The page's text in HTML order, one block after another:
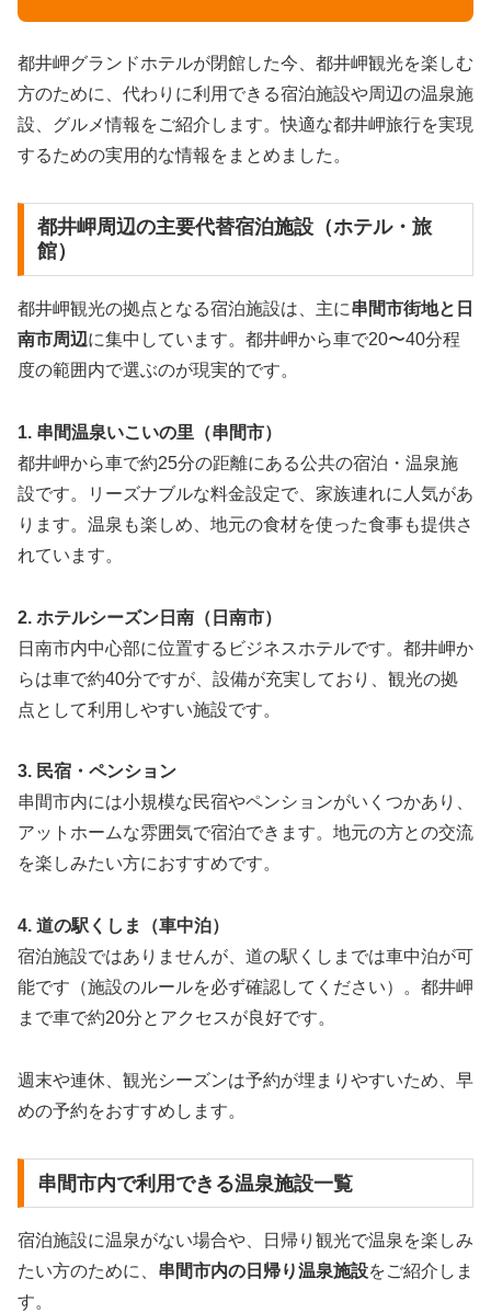
都井岬グランドホテルが閉館した今、都井岬観光を楽しむ
方のために、代わりに利用できる宿泊施設や周辺の温泉施
設、グルメ情報をご紹介します。快適な都井岬旅行を実現
するための実用的な情報をまとめました。
都井岬周辺の主要代替宿泊施設（ホテル・旅
館）
都井岬観光の拠点となる宿泊施設は、主に串間市街地と日
南市周辺に集中しています。都井岬から車で20〜40分程
度の範囲内で選ぶのが現実的です。
1. 串間温泉いこいの里（串間市）
都井岬から車で約25分の距離にある公共の宿泊・温泉施
設です。リーズナブルな料金設定で、家族連れに人気があ
ります。温泉も楽しめ、地元の食材を使った食事も提供さ
れています。
2. ホテルシーズン日南（日南市）
日南市内中心部に位置するビジネスホテルです。都井岬か
らは車で約40分ですが、設備が充実しており、観光の拠
点として利用しやすい施設です。
3. 民宿・ペンション
串間市内には小規模な民宿やペンションがいくつかあり、
アットホームな雰囲気で宿泊できます。地元の方との交流
を楽しみたい方におすすめです。
4. 道の駅くしま（車中泊）
宿泊施設ではありませんが、道の駅くしまでは車中泊が可
能です（施設のルールを必ず確認してください）。都井岬
まで車で約20分とアクセスが良好です。
週末や連休、観光シーズンは予約が埋まりやすいため、早
めの予約をおすすめします。
串間市内で利用できる温泉施設一覧
宿泊施設に温泉がない場合や、日帰り観光で温泉を楽しみ
たい方のために、 串間市内の日帰り温泉施設をご紹介しま
す。